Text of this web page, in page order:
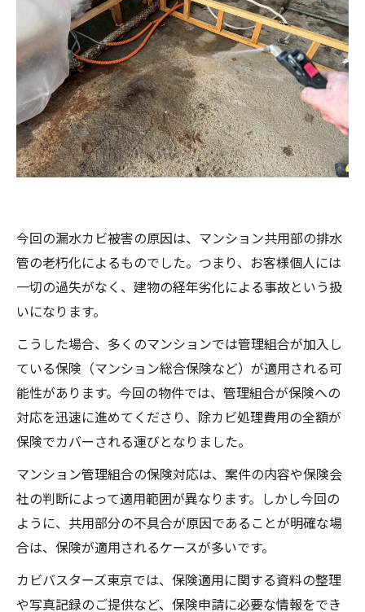
今回の漏水カビ被害の原因は、マンション共用部の排水
管の老朽化によるものでした。つまり、お客様個人には
一切の過失がなく、建物の経年劣化による事故という扱
いになります。
こうした場合、多くのマンションでは管理組合が加入し
ている保険（マンション総合保険など）が適用される可
能性があります。今回の物件では、管理組合が保険への
対応を迅速に進めてくださり、除カビ処理費用の全額が
保険でカバーされる運びとなりました。
マンション管理組合の保険対応は、案件の内容や保険会
社の判断によって適用範囲が異なります。しかし今回の
ように、共用部分の不具合が原因であることが明確な場
合は、保険が適用されるケースが多いです。
カビバスターズ東京では、保険適用に関する資料の整理
や写真記録のご提供など、保険申請に必要な情報をでき